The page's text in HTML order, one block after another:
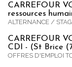
CARREFOUR
ressources
ALTERNANCE /
CARREFOUR
CDI - (St Brice
OFFRES D'EMPLOI